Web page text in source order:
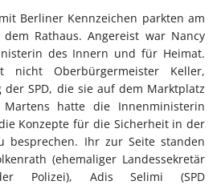
Berliner Kennzeichen parkten am
Rathaus. Angereist war Nancy
des Innern und für Heimat.
Oberbürgermeister Keller,
SPD, die sie auf dem Marktplatz
hatte die Innenministerin
Konzepte für die Sicherheit in der
besprechen. Ihr zur Seite standen
(ehemaliger Landessekretär
Polizei), Adis Selimi (SPD